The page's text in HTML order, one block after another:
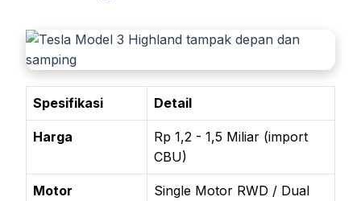
Spesifikasi Detail
Harga
Rp 1,2 - 1,5 Miliar (import
CBU)
Motor
Single Motor RWD / Dual